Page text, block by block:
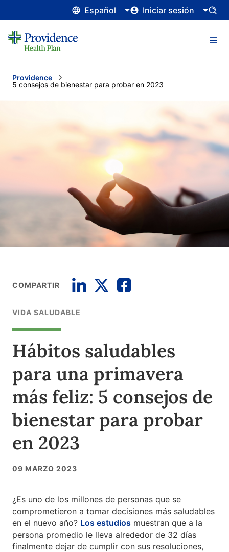
Español Iniciar sesión
Providence
Current:
5 consejos de bienestar para probar en 2023
COMPARTIR
VIDA SALUDABLE
Hábitos saludables
para una primavera
más feliz: 5 consejos de
bienestar para probar
en 2023
09 MARZO 2023
¿Es uno de los millones de personas que se
comprometieron a tomar decisiones más saludables
en el nuevo año? Los estudios muestran que a la
persona promedio le lleva alrededor de 32 días
finalmente dejar de cumplir con sus resoluciones,